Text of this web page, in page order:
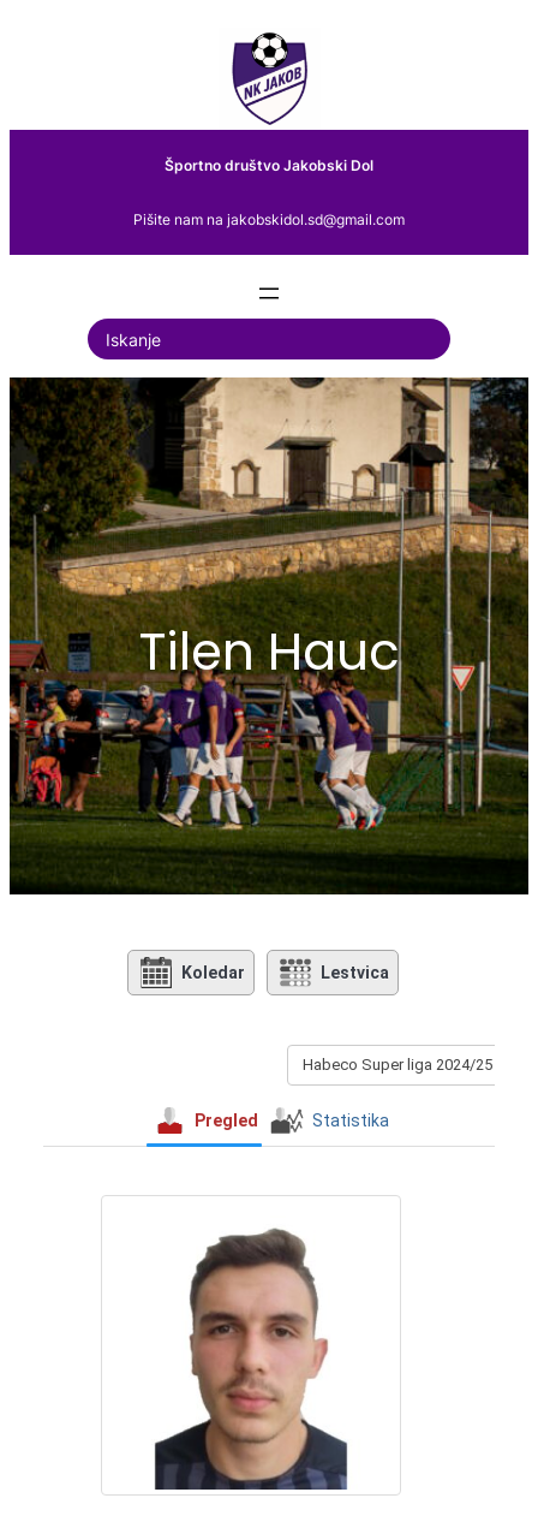
Športno društvo Jakobski Dol
Pišite nam na jakobskidol.sd@gmail.com
S
e
a
r
c
h
Tilen Hauc
Koledar Lestvica
Habeco Super liga 2024/25
Pregled Statistika